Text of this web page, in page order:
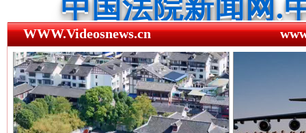
中国检察新闻网.
中国医药新闻网.
WWW.Videosnews.cn
雄关漫道展新颜 “